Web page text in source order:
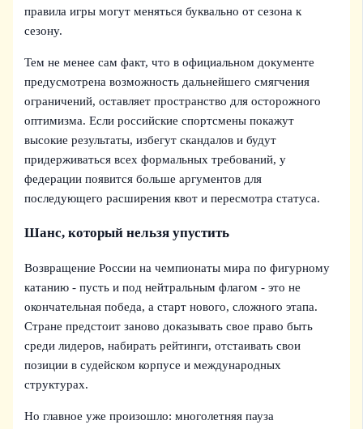
правила игры могут меняться буквально от сезона к
сезону.
Тем не менее сам факт, что в официальном документе
предусмотрена возможность дальнейшего смягчения
ограничений, оставляет пространство для осторожного
оптимизма. Если российские спортсмены покажут
высокие результаты, избегут скандалов и будут
придерживаться всех формальных требований, у
федерации появится больше аргументов для
последующего расширения квот и пересмотра статуса.
Шанс, который нельзя упустить
Возвращение России на чемпионаты мира по фигурному
катанию - пусть и под нейтральным флагом - это не
окончательная победа, а старт нового, сложного этапа.
Стране предстоит заново доказывать свое право быть
среди лидеров, набирать рейтинги, отстаивать свои
позиции в судейском корпусе и международных
структурах.
Но главное уже произошло: многолетняя пауза